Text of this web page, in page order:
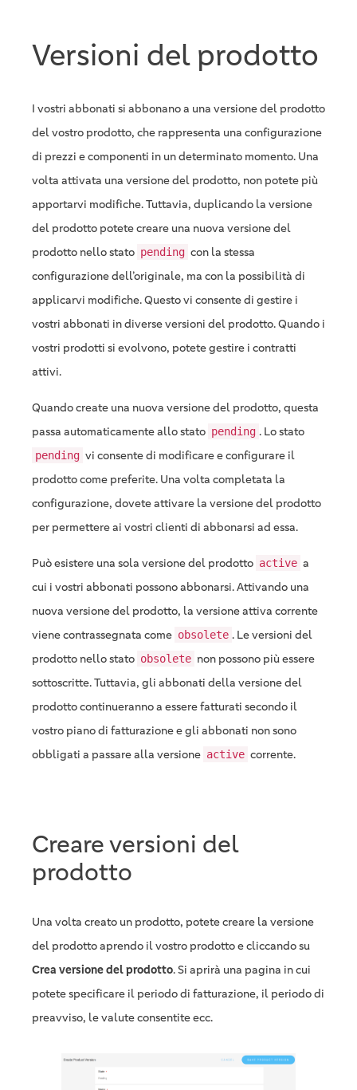
Versioni del prodotto
I vostri abbonati si abbonano a una versione del prodotto
del vostro prodotto, che rappresenta una configurazione
di prezzi e componenti in un determinato momento. Una
volta attivata una versione del prodotto, non potete più
apportarvi modifiche. Tuttavia, duplicando la versione
del prodotto potete creare una nuova versione del
prodotto nello stato pending con la stessa
configurazione dell’originale, ma con la possibilità di
applicarvi modifiche. Questo vi consente di gestire i
vostri abbonati in diverse versioni del prodotto. Quando i
vostri prodotti si evolvono, potete gestire i contratti
attivi.
Quando create una nuova versione del prodotto, questa
passa automaticamente allo stato pending . Lo stato
pending vi consente di modificare e configurare il
prodotto come preferite. Una volta completata la
configurazione, dovete attivare la versione del prodotto
per permettere ai vostri clienti di abbonarsi ad essa.
Può esistere una sola versione del prodotto active a
cui i vostri abbonati possono abbonarsi. Attivando una
nuova versione del prodotto, la versione attiva corrente
viene contrassegnata come obsolete . Le versioni del
prodotto nello stato obsolete non possono più essere
sottoscritte. Tuttavia, gli abbonati della versione del
prodotto continueranno a essere fatturati secondo il
vostro piano di fatturazione e gli abbonati non sono
obbligati a passare alla versione active corrente.
Creare versioni del
prodotto
Una volta creato un prodotto, potete creare la versione
del prodotto aprendo il vostro prodotto e cliccando su
Crea versione del prodotto. Si aprirà una pagina in cui
potete specificare il periodo di fatturazione, il periodo di
preavviso, le valute consentite ecc.